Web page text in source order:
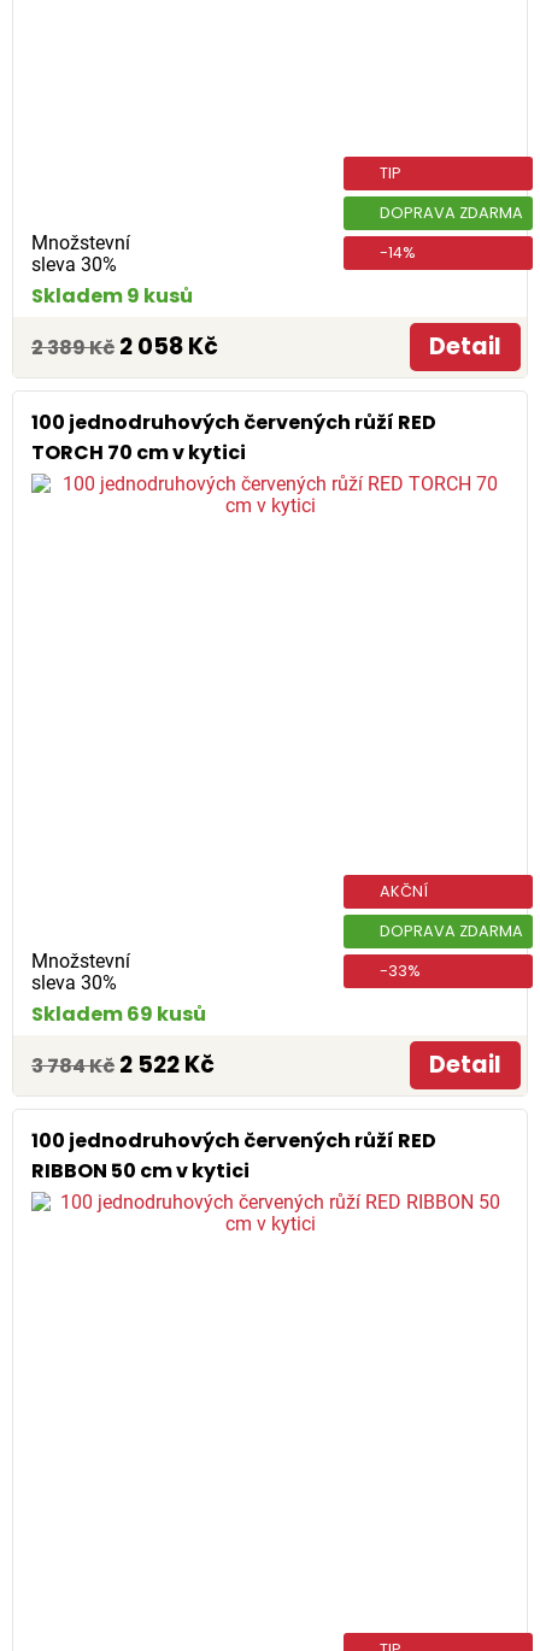
Množstevní
sleva 30%
TIP
DOPRAVA ZDARMA
-14%
Skladem 9 kusů
2 389 Kč 2 058 Kč Detail
100 jednodruhových červených růží RED
TORCH 70 cm v kytici
Množstevní
sleva 30%
AKČNÍ
DOPRAVA ZDARMA
-33%
Skladem 69 kusů
3 784 Kč 2 522 Kč Detail
100 jednodruhových červených růží RED
RIBBON 50 cm v kytici